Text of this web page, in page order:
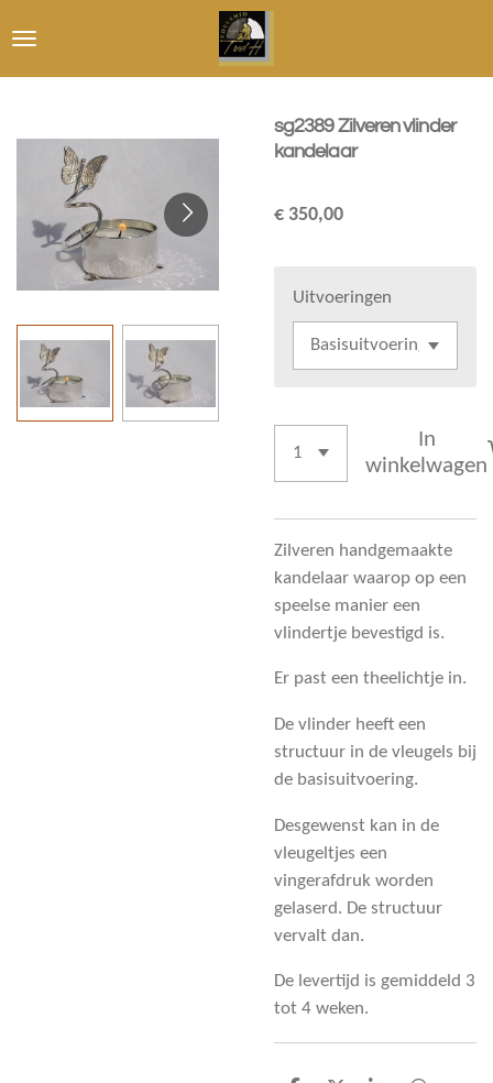
direct
naar
hoofdinhoud
sg2389 Zilveren vlinder
kandelaar
€ 350,00
Uitvoeringen
In
winkelwagen
Zilveren handgemaakte
kandelaar waarop op een
speelse manier een
vlindertje bevestigd is.
Er past een theelichtje in.
De vlinder heeft een
structuur in de vleugels bij
de basisuitvoering.
Desgewenst kan in de
vleugeltjes een
vingerafdruk worden
gelaserd. De structuur
vervalt dan.
De levertijd is gemiddeld 3
tot 4 weken.